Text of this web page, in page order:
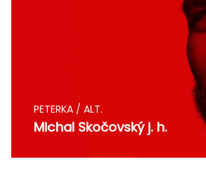
PETERKA / ALT.
Michal Skočovský j. h.